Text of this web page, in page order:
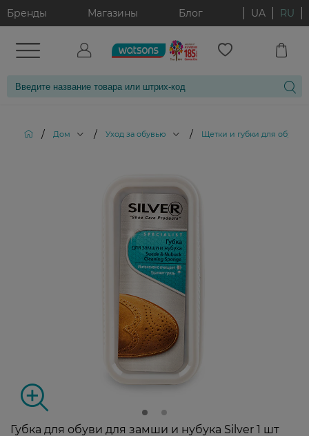
Бренды Магазины Блог UA RU
/ Дом / Уход за обувью / Щетки и губки для обуви
Губка для обуви для замши и нубука Silver 1 шт